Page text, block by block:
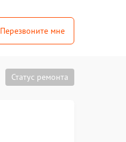
Перезвоните мне
Статус ремонта